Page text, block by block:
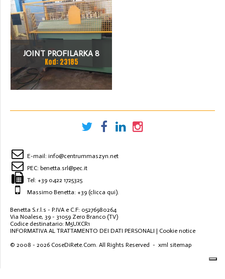
JOINT PROFILARKA 8
STACJI
Kod: 23185
E-mail: info@centrummaszyn.net
PEC: benetta.srl@pec.it
Tel: +39 0422 1725325
Massimo Benetta: +39 (clicca qui).
Benetta S.r.l.s - P.IVA e C.F: 05276980264
Via Noalese, 39 - 31059 Zero Branco (TV)
Codice destinatario: M5UXCR1
INFORMATIVA AL TRATTAMENTO DEI DATI PERSONALI | Cookie notice
© 2008 - 2026 CoseDiRete.Com. All Rights Reserved - xml sitemap